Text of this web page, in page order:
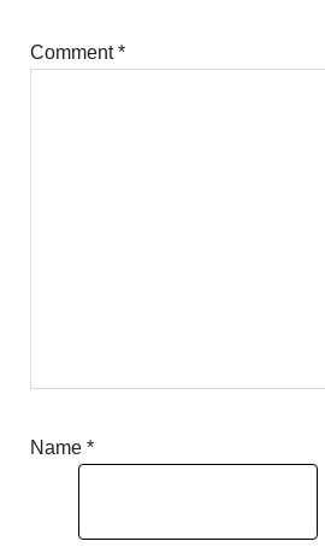
Comment*
Name*